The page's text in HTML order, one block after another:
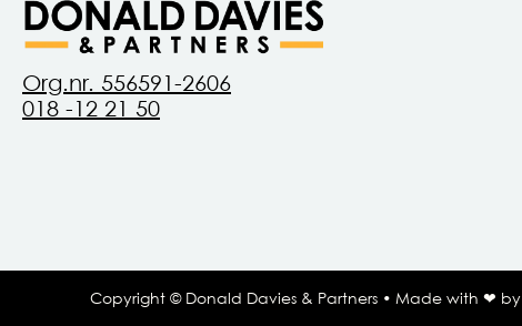
Org.nr. 556591-2606
018 -12 21 50
Copyright © Donald Davies & Partners • Made with ❤ by